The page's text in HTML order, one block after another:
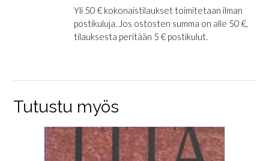
Yli 50 € kokonaistilaukset toimitetaan ilman
postikuluja. Jos ostosten summa on alle 50 €,
tilauksesta peritään 5 € postikulut.
Tutustu myös